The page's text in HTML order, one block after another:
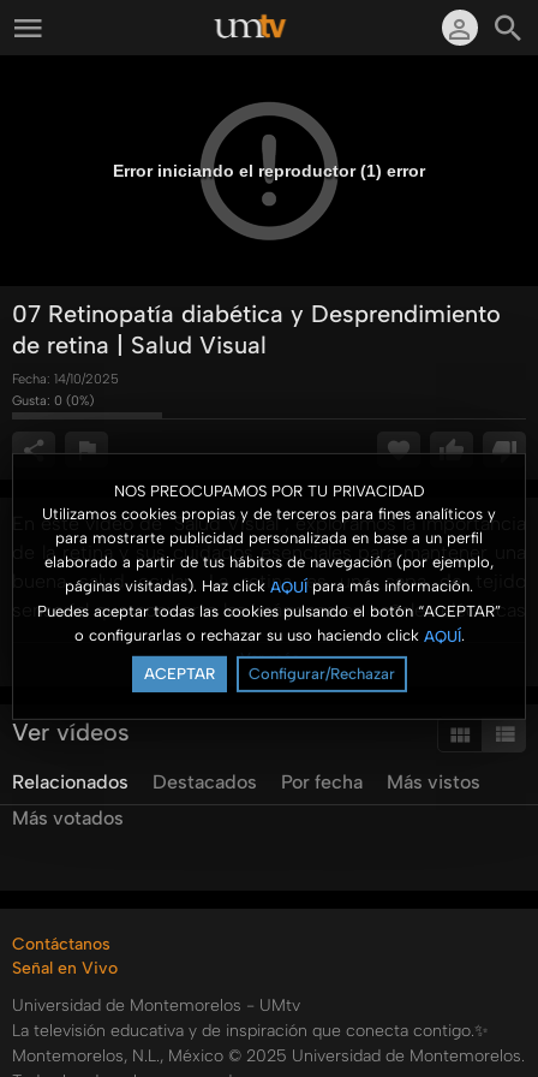
NOS PREOCUPAMOS POR TU PRIVACIDAD
Utilizamos cookies propias y de terceros para fines analíticos y
para mostrarte publicidad personalizada en base a un perfil
elaborado a partir de tus hábitos de navegación (por ejemplo,
páginas visitadas). Haz click AQUÍ para más información.
Puedes aceptar todas las cookies pulsando el botón “ACEPTAR”
o configurarlas o rechazar su uso haciendo click AQUÍ.
ACEPTAR Configurar/Rechazar
Error iniciando el reproductor (1) error
07 Retinopatía diabética y Desprendimiento
de retina | Salud Visual
Fecha: 14/10/2025
Gusta: 0 (0%)
En este video de "Salud Visual", exploramos la importancia
de la retina y sus cuidados esenciales para mantener una
buena salud ocular. La retina es una capa de tejido
sensorial que convierte las imágenes en señales eléctricas
para el cerebro, contando con 120 millones de bastones y 7
millones de conos que nos permiten ver colores y formas.
El doctor Pedro Gómez explica la retinopatía diabética, una
complicación de la diabetes que afecta la retina, causando
pueden llevar a la pérdida de visión. Se recomienda
chequeos oculares anuales para prevenir daños mayores.
visuales severos. Prioriza la salud ocular con revisiones
Categorías:
Salud y Bienestar
Ver más
Ver vídeos
Relacionados Destacados Por fecha
Más vistos
Más votados
Contáctanos
Señal en Vivo
Universidad de Montemorelos - UMtv
La televisión educativa y de inspiración que conecta contigo.✨
Montemorelos, N.L., México © 2025 Universidad de Montemorelos.